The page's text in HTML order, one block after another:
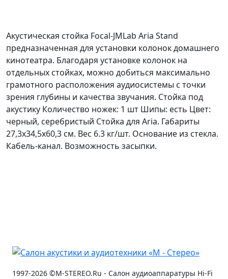
Акустическая стойка Focal-JMLab Aria Stand
предназначенная для установки колонок домашнего
кинотеатра. Благодаря установке колонок на
отдельных стойках, можно добиться максимально
грамотного расположения аудиосистемы с точки
зрения глубины и качества звучания. Стойка под
акустику Количество ножек: 1 шт Шипы: есть Цвет:
черный, серебристый Стойка для Aria. Габариты
27,3х34,5х60,3 см. Вес 6.3 кг/шт. Основание из стекла.
Кабель-канал. Возможность засыпки.
1997-2026 ©M-STEREO.Ru - Салон аудиоаппаратуры Hi-Fi